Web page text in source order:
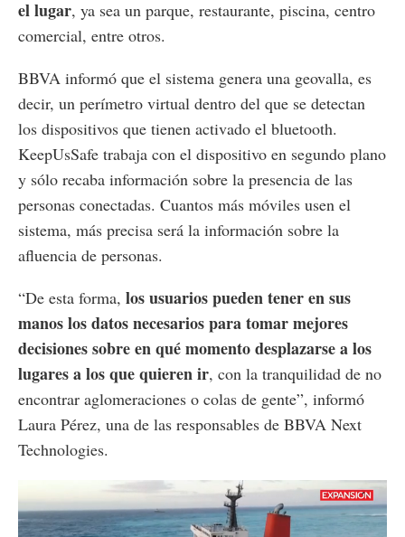
el lugar, ya sea un parque, restaurante, piscina, centro
comercial, entre otros.
BBVA informó que el sistema genera una geovalla, es
decir, un perímetro virtual dentro del que se detectan
los dispositivos que tienen activado el bluetooth.
KeepUsSafe trabaja con el dispositivo en segundo plano
y sólo recaba información sobre la presencia de las
personas conectadas. Cuantos más móviles usen el
sistema, más precisa será la información sobre la
afluencia de personas.
“De esta forma, los usuarios pueden tener en sus
manos los datos necesarios para tomar mejores
decisiones sobre en qué momento desplazarse a los
lugares a los que quieren ir, con la tranquilidad de no
encontrar aglomeraciones o colas de gente”, informó
Laura Pérez, una de las responsables de BBVA Next
Technologies.